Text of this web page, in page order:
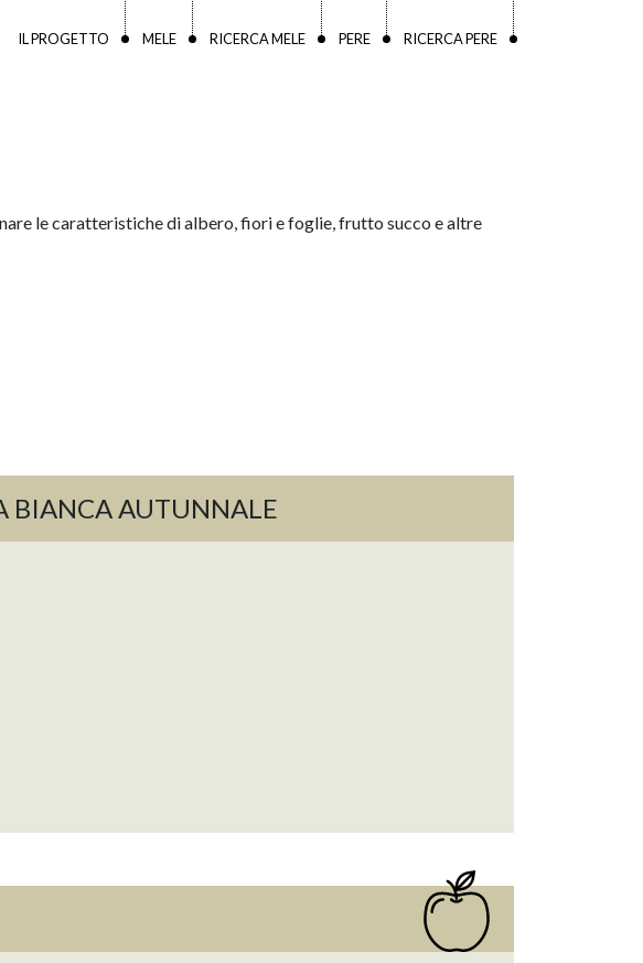
IL PROGETTO MELE RICERCA MELE PERE RICERCA PERE
le caratteristiche di albero, fiori e foglie, frutto succo e altre
BIANCA AUTUNNALE